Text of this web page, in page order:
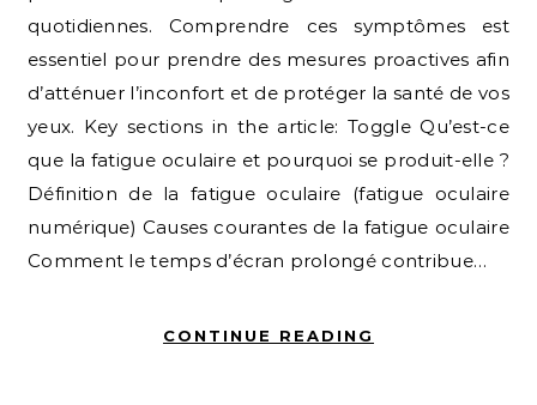
quotidiennes. Comprendre ces symptômes est
essentiel pour prendre des mesures proactives afin
d’atténuer l’inconfort et de protéger la santé de vos
yeux. Key sections in the article: Toggle Qu’est-ce
que la fatigue oculaire et pourquoi se produit-elle ?
Définition de la fatigue oculaire (fatigue oculaire
numérique) Causes courantes de la fatigue oculaire
Comment le temps d’écran prolongé contribue…
CONTINUE READING